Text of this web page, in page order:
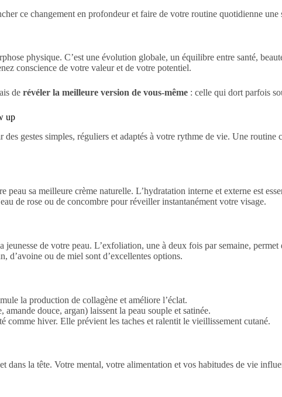
ce changement en profondeur et faire de votre routine quotidienne une
physique. C’est une évolution globale, un équilibre entre santé,
conscience de votre valeur et de votre potentiel.
de révéler la meilleure version de vous-même : celle qui dort parfois
up
gestes simples, réguliers et adaptés à votre rythme de vie. Une
peau sa meilleure crème naturelle. L’hydratation interne et externe est
de rose ou de concombre pour réveiller instantanément votre visage.
de votre peau. L’exfoliation, une à deux fois par semaine,
d’avoine ou de miel sont d’excellentes options.
la production de collagène et améliore l’éclat.
amande douce, argan) laissent la peau souple et satinée.
comme hiver. Elle prévient les taches et ralentit le vieillissement cutané.
dans la tête. Votre mental, votre alimentation et vos habitudes de vie